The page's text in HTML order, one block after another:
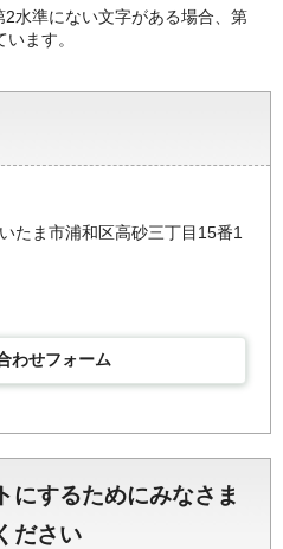
水準にない文字がある場合、第
います。
たま市浦和区高砂三丁目15番1
わせフォーム
にするためにみなさま
ださい